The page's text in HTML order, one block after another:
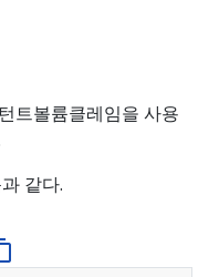
트볼륨클레임을 사용
같다.